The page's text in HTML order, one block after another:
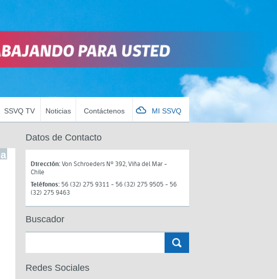
SSVQ TV Noticias Contáctenos MI SSVQ
a
Datos de Contacto
Dirección:Von Schroeders N° 392, Viña del Mar -
Chile
Teléfonos: 56 (32) 275 9311 - 56 (32) 275 9505 - 56
(32) 275 9463
Buscador
Redes Sociales